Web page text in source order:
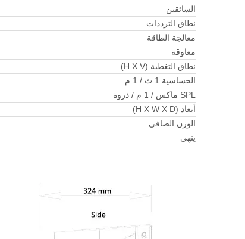
السائقين
نطاق الترددات
معالجة الطاقة
معاوقة
نطاق التغطية (H X V)
الحساسية 1 ث / 1 م
SPL ماكس / 1 م / ذروة
أبعاد (H X W X D)
الوزن الصافي
ينهي